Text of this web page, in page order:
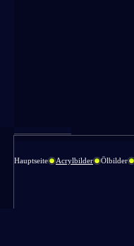
Hauptseite Acrylbilder Ölbilder